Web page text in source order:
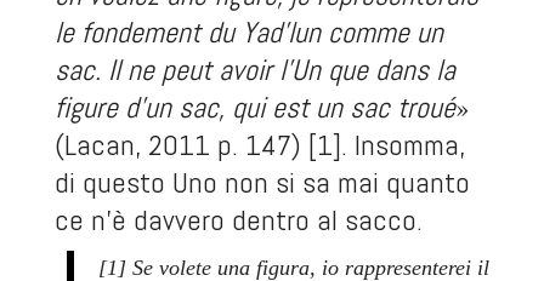
le fondement du Yad’lun comme un
sac. Il ne peut avoir l’Un que dans la
figure d’un sac, qui est un sac troué»
(Lacan, 2011 p. 147) [1]. Insomma,
di questo Uno non si sa mai quanto
ce n’è davvero dentro al sacco.
[1] Se volete una figura, io rappresenterei il